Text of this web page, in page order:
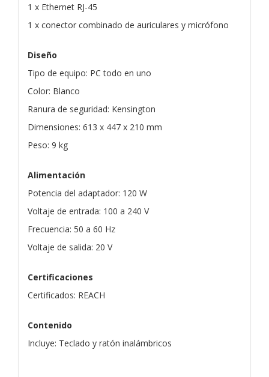
1 x Ethernet RJ-45
1 x conector combinado de auriculares y micrófono
Diseño
Tipo de equipo: PC todo en uno
Color: Blanco
Ranura de seguridad: Kensington
Dimensiones: 613 x 447 x 210 mm
Peso: 9 kg
Alimentación
Potencia del adaptador: 120 W
Voltaje de entrada: 100 a 240 V
Frecuencia: 50 a 60 Hz
Voltaje de salida: 20 V
Certificaciones
Certificados: REACH
Contenido
Incluye: Teclado y ratón inalámbricos